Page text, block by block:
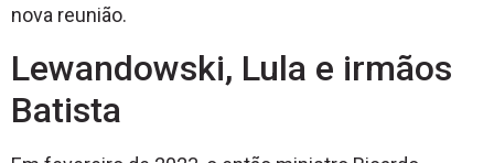
nova reunião.
Lewandowski, Lula e irmãos
Batista